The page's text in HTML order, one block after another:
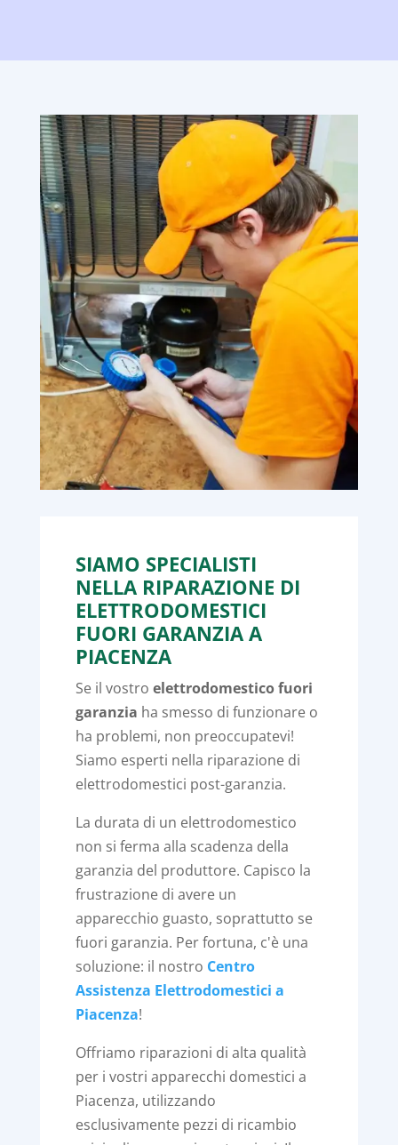
SIAMO SPECIALISTI
NELLA RIPARAZIONE DI
ELETTRODOMESTICI
FUORI GARANZIA A
PIACENZA
Se il vostro elettrodomestico fuori
garanzia ha smesso di funzionare o
ha problemi, non preoccupatevi!
Siamo esperti nella riparazione di
elettrodomestici post-garanzia.
La durata di un elettrodomestico
non si ferma alla scadenza della
garanzia del produttore. Capisco la
frustrazione di avere un
apparecchio guasto, soprattutto se
fuori garanzia. Per fortuna, c'è una
soluzione: il nostro Centro
Assistenza Elettrodomestici a
Piacenza!
Offriamo riparazioni di alta qualità
per i vostri apparecchi domestici a
Piacenza, utilizzando
esclusivamente pezzi di ricambio